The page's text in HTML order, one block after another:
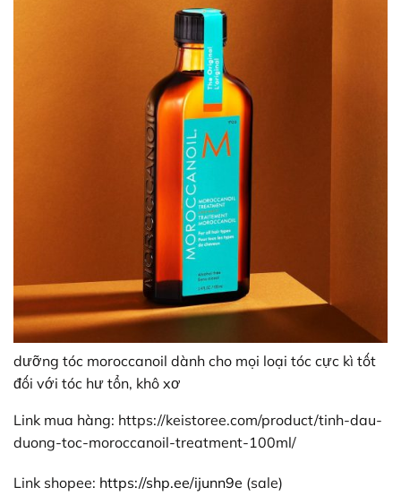
dưỡng tóc moroccanoil dành cho mọi loại tóc cực kì tốt
đối với tóc hư tổn, khô xơ
Link mua hàng: https://keistoree.com/product/tinh-dau-
duong-toc-moroccanoil-treatment-100ml/
Link shopee: https://shp.ee/ijunn9e (sale)